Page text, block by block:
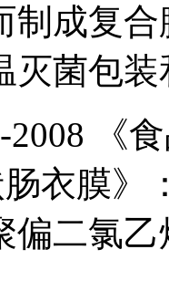
制成复
灭菌包
2008 《
肠衣膜
偏二氯